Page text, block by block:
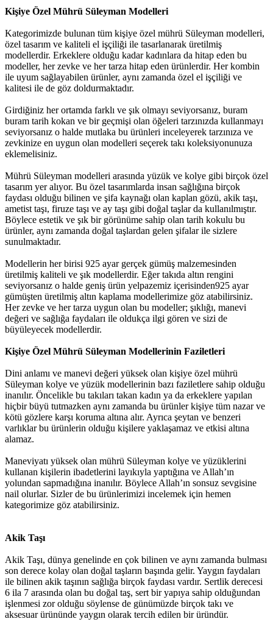
Kişiye Özel Mührü Süleyman Modelleri
Kategorimizde bulunan tüm kişiye özel mührü Süleyman modelleri,
özel tasarım ve kaliteli el işçiliği ile tasarlanarak üretilmiş
modellerdir. Erkeklere olduğu kadar kadınlara da hitap eden bu
modeller, her zevke ve her tarza hitap eden ürünlerdir. Her kombin
ile uyum sağlayabilen ürünler, aynı zamanda özel el işçiliği ve
kalitesi ile de göz doldurmaktadır.
Girdiğiniz her ortamda farklı ve şık olmayı seviyorsanız, buram
buram tarih kokan ve bir geçmişi olan öğeleri tarzınızda kullanmayı
seviyorsanız o halde mutlaka bu ürünleri inceleyerek tarzınıza ve
zevkinize en uygun olan modelleri seçerek takı koleksiyonunuza
eklemelisiniz.
Mührü Süleyman modelleri arasında yüzük ve kolye gibi birçok özel
tasarım yer alıyor. Bu özel tasarımlarda insan sağlığına birçok
faydası olduğu bilinen ve şifa kaynağı olan kaplan gözü, akik taşı,
ametist taşı, firuze taşı ve ay taşı gibi doğal taşlar da kullanılmıştır.
Böylece estetik ve şık bir görünüme sahip olan tarih kokulu bu
ürünler, aynı zamanda doğal taşlardan gelen şifalar ile sizlere
sunulmaktadır.
Modellerin her birisi 925 ayar gerçek gümüş malzemesinden
üretilmiş kaliteli ve şık modellerdir. Eğer takıda altın rengini
seviyorsanız o halde geniş ürün yelpazemiz içerisinden925 ayar
gümüşten üretilmiş altın kaplama modellerimize göz atabilirsiniz.
Her zevke ve her tarza uygun olan bu modeller; şıklığı, manevi
değeri ve sağlığa faydaları ile oldukça ilgi gören ve sizi de
büyüleyecek modellerdir.
Kişiye Özel Mührü Süleyman Modellerinin Faziletleri
Dini anlamı ve manevi değeri yüksek olan kişiye özel mührü
Süleyman kolye ve yüzük modellerinin bazı faziletlere sahip olduğu
inanılır. Öncelikle bu takıları takan kadın ya da erkeklere yapılan
hiçbir büyü tutmazken aynı zamanda bu ürünler kişiye tüm nazar ve
kötü gözlere karşı koruma altına alır. Ayrıca şeytan ve benzeri
varlıklar bu ürünlerin olduğu kişilere yaklaşamaz ve etkisi altına
alamaz.
Maneviyatı yüksek olan mührü Süleyman kolye ve yüzüklerini
kullanan kişilerin ibadetlerini layıkıyla yaptığına ve Allah’ın
yolundan sapmadığına inanılır. Böylece Allah’ın sonsuz sevgisine
nail olurlar. Sizler de bu ürünlerimizi incelemek için hemen
kategorimize göz atabilirsiniz.
Akik Taşı
Akik Taşı, dünya genelinde en çok bilinen ve aynı zamanda bulması
son derece kolay olan doğal taşların başında gelir. Yaygın faydaları
ile bilinen akik taşının sağlığa birçok faydası vardır. Sertlik derecesi
6 ila 7 arasında olan bu doğal taş, sert bir yapıya sahip olduğundan
işlenmesi zor olduğu söylense de günümüzde birçok takı ve
aksesuar ürününde yaygın olarak tercih edilen bir üründür.